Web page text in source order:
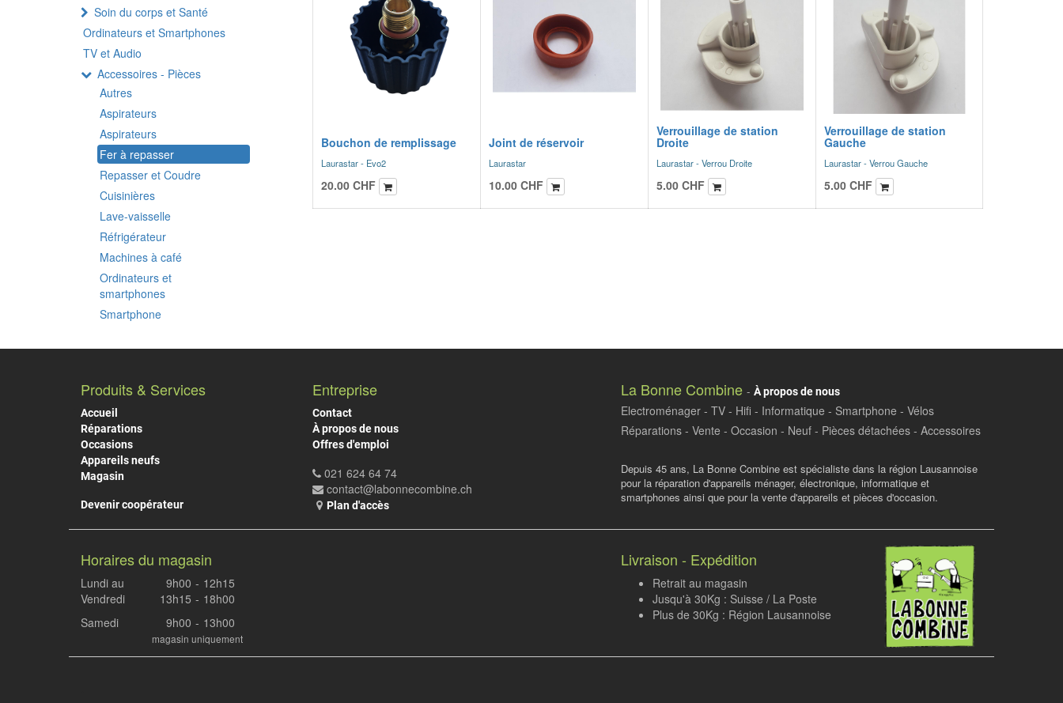
Soin du corps et Santé
Ordinateurs et Smartphones
TV et Audio
Accessoires - Pièces
Autres
Aspirateurs
Aspirateurs
Fer à repasser
Repasser et Coudre
Cuisinières
Lave-vaisselle
Réfrigérateur
Machines à café
Ordinateurs et
smartphones
Smartphone
Bouchon de remplissage
Laurastar - Evo2
20.00CHF
Joint de réservoir
Laurastar
10.00CHF
Verrouillage de station
Droite
Laurastar - Verrou Droite
5.00CHF
Verrouillage de station
Gauche
Laurastar - Verrou Gauche
5.00CHF
Produits & Services
Accueil
Réparations
Occasions
Appareils neufs
Magasin
Devenir coopérateur
Entreprise
Contact
À propos de nous
Offres d'emploi
021 624 64 74
contact@labonnecombine.ch
Plan d'accès
La Bonne Combine - À propos de nous
Electroménager - TV - Hifi - Informatique - Smartphone - Vélos
Réparations - Vente - Occasion - Neuf - Pièces détachées - Accessoires
Depuis 45 ans, La Bonne Combine est spécialiste dans la région Lausannoise
pour la réparation d'appareils ménager, électronique, informatique et
smartphones ainsi que pour la vente d'appareils et pièces d'occasion.
Horaires du magasin
Lundi au
Vendredi
9h00
13h15
-
-
12h15
18h00
Samedi
9h00 - 13h00
magasin uniquement
Livraison - Expédition
Retrait au magasin
Jusqu'à 30Kg : Suisse / La Poste
Plus de 30Kg : Région Lausannoise